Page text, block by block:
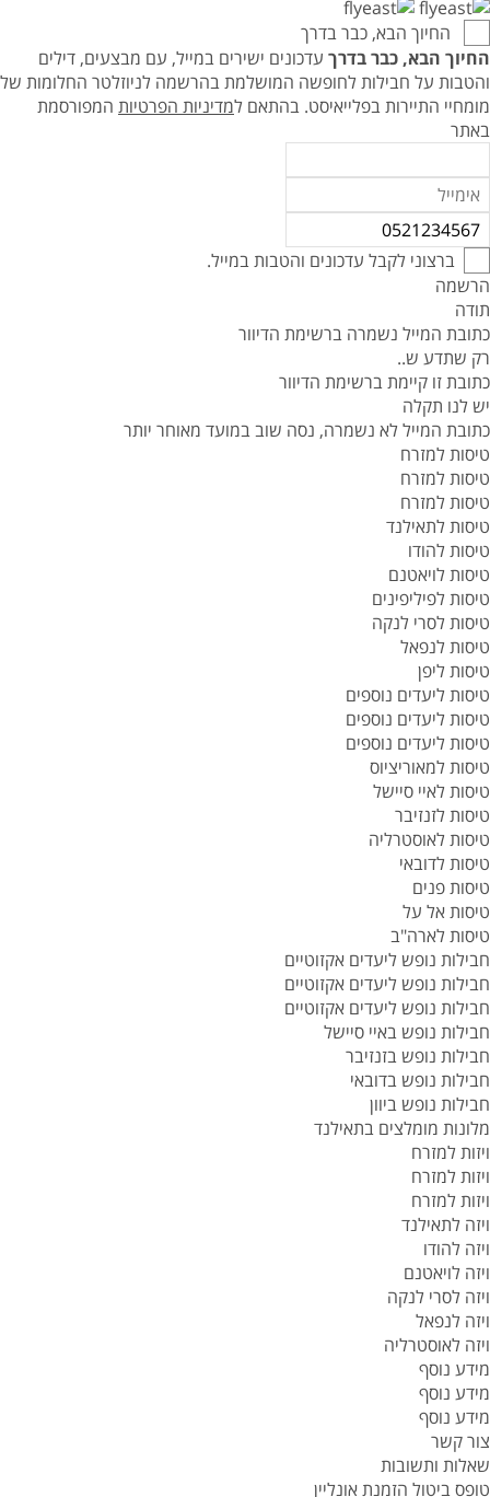
החיוך הבא, כבר בדרך
החיוך הבא, כבר בדרך עדכונים ישירים במייל, עם מבצעים, דילים
והטבות על חבילות לחופשה המושלמת בהרשמה לניוזלטר החלומות של
מומחיי התיירות בפלייאיסט. בהתאם למדיניות הפרטיות המפורסמת
באתר
ברצוני לקבל עדכונים והטבות במייל.
הרשמה
תודה
כתובת המייל נשמרה ברשימת הדיוור
רק שתדע ש..
כתובת זו קיימת ברשימת הדיוור
יש לנו תקלה
כתובת המייל לא נשמרה, נסה שוב במועד מאוחר יותר
טיסות למזרח
טיסות למזרח
טיסות למזרח
טיסות לתאילנד
טיסות להודו
טיסות לויאטנם
טיסות לפיליפינים
טיסות לסרי לנקה
טיסות לנפאל
טיסות ליפן
טיסות ליעדים נוספים
טיסות ליעדים נוספים
טיסות ליעדים נוספים
טיסות למאוריציוס
טיסות לאיי סיישל
טיסות לזנזיבר
טיסות לאוסטרליה
טיסות לדובאי
טיסות פנים
טיסות אל על
טיסות לארה"ב
חבילות נופש ליעדים אקזוטיים
חבילות נופש ליעדים אקזוטיים
חבילות נופש ליעדים אקזוטיים
חבילות נופש באיי סיישל
חבילות נופש בזנזיבר
חבילות נופש בדובאי
חבילות נופש ביוון
מלונות מומלצים בתאילנד
ויזות למזרח
ויזות למזרח
ויזות למזרח
ויזה לתאילנד
ויזה להודו
ויזה לויאטנם
ויזה לסרי לנקה
ויזה לנפאל
ויזה לאוסטרליה
מידע נוסף
מידע נוסף
מידע נוסף
צור קשר
שאלות ותשובות
טופס ביטול הזמנת אונליין